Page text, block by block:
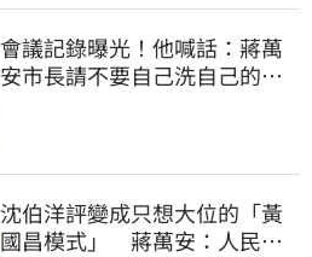
會議記錄曝光！他喊話：蔣萬
安市長請不要自己洗自己的記
沈伯洋評變成只想大位的「黃
國昌模式」 蔣萬安：人民受